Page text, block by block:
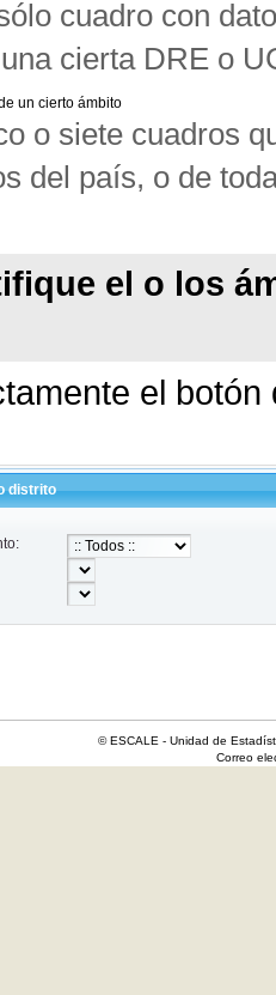
cuadro con
cierta DRE o
un cierto ámbito
o siete cuadros
del país, o de
el o los
el
distrito
© ESCALE - Unidad de
Correo